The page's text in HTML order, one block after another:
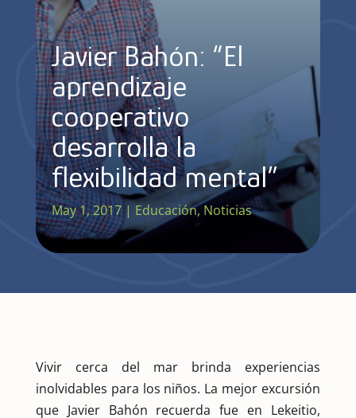
Javier Bahón: “El
aprendizaje
cooperativo
desarrolla la
flexibilidad mental”
May 1, 2017| Educación,Noticias
Vivir cerca del mar brinda experiencias
inolvidables para los niños. La mejor excursión
que Javier Bahón recuerda fue en Lekeitio,